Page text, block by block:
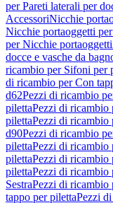
per Pareti laterali per
AccessoriNicchie
Nicchie portaoggetti
per Nicchie portaoggetti
docce e vasche da
ricambio per Sifoni per
di ricambio per Con
d62Pezzi di ricambio
pilettaPezzi di ricambio
pilettaPezzi di ricambio
d90Pezzi di ricambio
pilettaPezzi di ricambio
pilettaPezzi di ricambio
pilettaPezzi di ricambio
SestraPezzi di ricambio
tappo per pilettaPezzi